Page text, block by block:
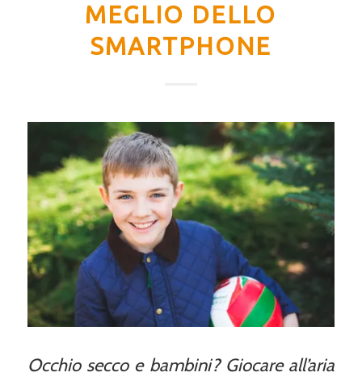
MEGLIO DELLO
SMARTPHONE
Occhio secco e bambini? Giocare all’aria